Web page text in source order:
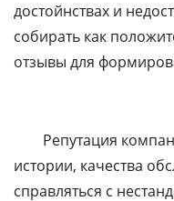
достойнствах и
собирать как
отзывы для
Репутация
истории, качества
справляться с